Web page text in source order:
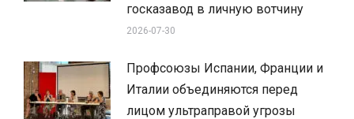
госказавод в личную вотчину
2026-07-30
Профсоюзы Испании, Франции и
Италии объединяются перед
лицом ультраправой угрозы